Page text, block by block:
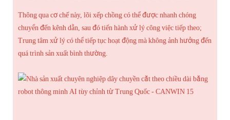
Thông qua cơ chế này, lõi xếp chồng có thể được nhanh chóng
chuyển đến kênh dẫn, sau đó tiến hành xử lý công việc tiếp theo;
Trung tâm xử lý có thể tiếp tục hoạt động mà không ảnh hưởng đến
quá trình sản xuất bình thường.